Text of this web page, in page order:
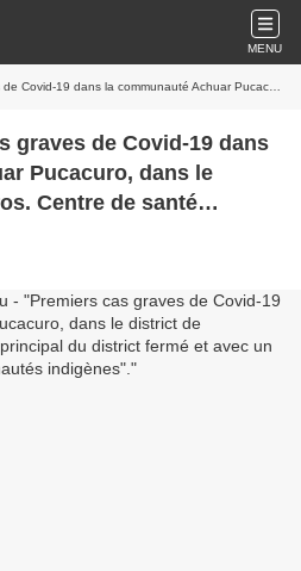
MENU
le district de Trompeteros. Centre de santé principal du district fermé et avec un seul médecin pour 39 communautés indigènes".
graves de Covid-19 dans
Pucacuro, dans le
Centre de santé
et avec un seul
indigènes".